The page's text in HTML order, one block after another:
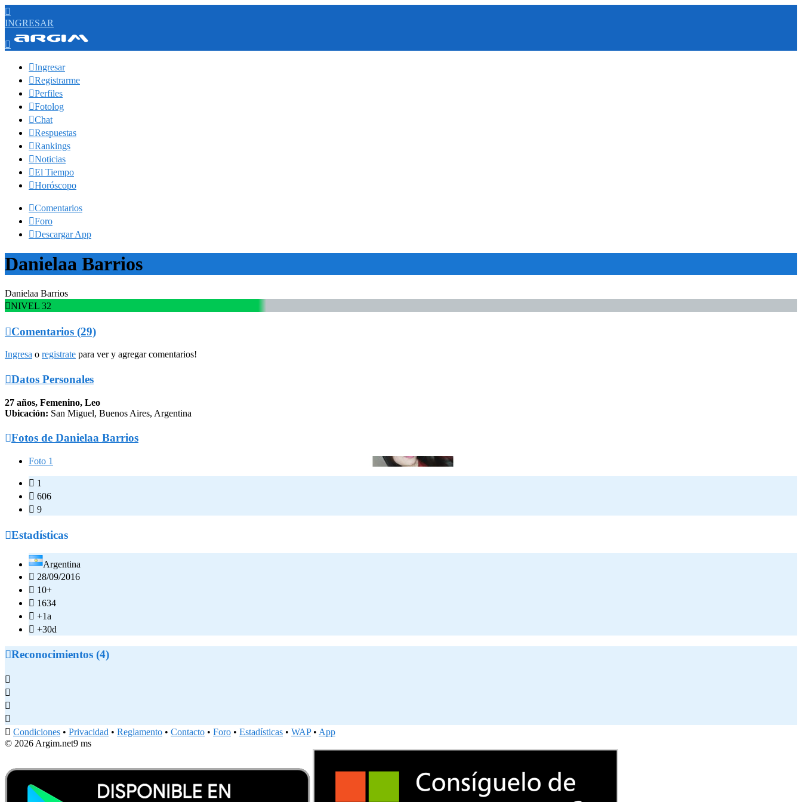

INGRESAR

Ingresar
Registrarme
Perfiles
Fotolog
Chat
Respuestas
Rankings
Noticias
El Tiempo
Horóscopo
Comentarios
Foro
Descargar App
Danielaa Barrios
Danielaa Barrios
NIVEL 32
Comentarios (29)
Ingresa o registrate para ver y agregar comentarios!
Datos Personales
27 años, Femenino, Leo
Ubicación: San Miguel, Buenos Aires, Argentina
Fotos de Danielaa Barrios
Foto 1
 1
 606
 9
Estadísticas
Argentina
 28/09/2016
 10+
 1634
 +1a
 +30d
Reconocimientos (4)




 Condiciones • Privacidad • Reglamento • Contacto • Foro • Estadísticas • WAP• App
© 2026 Argim.net9 ms